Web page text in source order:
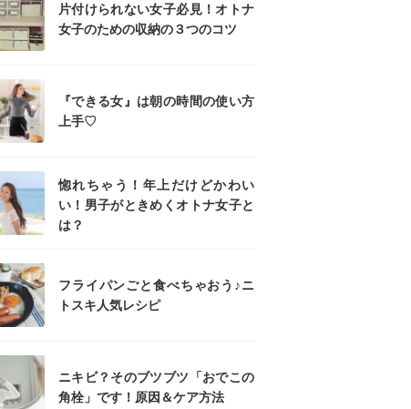
片付けられない女子必見！オトナ
女子のための収納の３つのコツ
『できる女』は朝の時間の使い方
上手♡
惚れちゃう！年上だけどかわい
い！男子がときめくオトナ女子と
は？
フライパンごと食べちゃおう♪ニ
トスキ人気レシピ
ニキビ？そのブツブツ「おでこの
角栓」です！原因＆ケア方法